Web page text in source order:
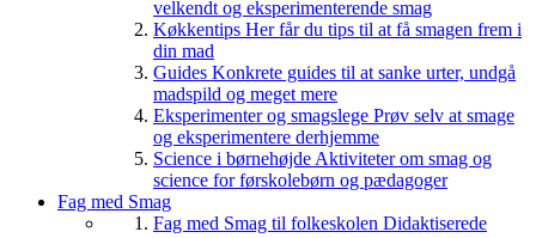
velkendt og eksperimenterende smag
Køkkentips Her får du tips til at få smagen frem i
din mad
Guides Konkrete guides til at sanke urter, undgå
madspild og meget mere
Eksperimenter og smagslege Prøv selv at smage
og eksperimentere derhjemme
Science i børnehøjde Aktiviteter om smag og
science for førskolebørn og pædagoger
Fag med Smag
Fag med Smag til folkeskolen Didaktiserede